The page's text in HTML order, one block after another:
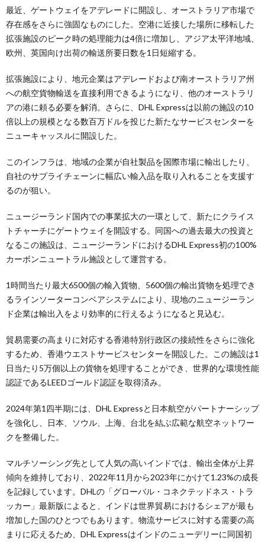
最近、ゲートウェイをアデレードに開設し、オーストラリア市場で
存在感をさらに強固なものにした。空港に近接した場所に移転した
拡張施設のピーク時の処理能力は4倍に増加し、アジア太平洋地域、
欧州、英国向け出荷の輸送所要日数を1日短縮する。
拡張施設により、地元企業はアデレードおよび南オーストラリア州
への航空貨物輸送を直接利用できるようになり、他のオーストラリ
アの港に頼る必要を解消。さらに、DHL Expressは以前の施設の10
倍以上の規模となる数百万ドルを投じた新たなサービスセンターを
ニューキャッスルに開設した。
このインフラは、地域の企業が自社製品を国際市場に輸出したり、
自社のサプライチェーンに幅広い輸入品を取り入れることを支援す
るのが狙い。
ニュージーランド国内での事業拡大の一環として、新たにクライス
トチャーチにゲートウェイを開設する。同国への過去最大の投資と
なるこの施設は、ニュージーランドにおけるDHL Express初の100%
カーボンニュートラル施設として運営する。
1時間当たり最大6500個の輸入貨物、5600個の輸出貨物を処理でき
るラインソーターコンベアシステムにより、現地のニュージーラン
ド企業は輸出入をより効率的に行えるようになると見込む。
貿易需要の高まりに対応する香港特別行政区の接続性をさらに強化
するため、香港ウエストサービスセンターを開設した。この施設は1
日当たり5万個以上の貨物を処理することができ、世界的な環境性能
認証であるLEEDゴールド認証を取得済み。
2024年第1四半期には、DHL Expressと日本航空がパートナーシップ
を強化し、日本、ソウル、上海、台北を結ぶ広範な航空ネットワー
クを整備した。
マルチソーシング先として人気の高いインドでは、輸出全体が上昇
傾向を維持しており、2022年11月から2023年にかけて1.23%の成長
を記録しています。DHLの「グローバル・コネクテッドネス・トラ
ッカー」最新版によると、インドは世界貿易におけるシェアが最も
増加した国のひとつでもあります。物流サービスに対する需要の高
まりに応えるため、DHL Expressはインドのニューデリーに同国初